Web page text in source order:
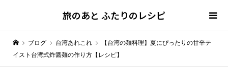
旅のあと ふたりのレシピ
ブログ 台湾あれこれ
【台湾の麺料理】夏にぴったりの甘辛テ
イスト台湾式炸醤麺の作り方【レシピ】